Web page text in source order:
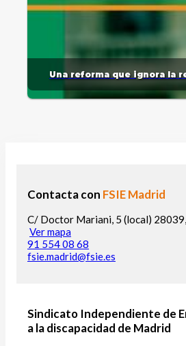
Una reforma que ignora la
Contacta con FSIE Madrid
C/ Doctor Mariani, 5 (local)
Ver mapa
91 554 08 68
fsie.madrid@fsie.es
Sindicato Independiente de
a la discapacidad de Madrid